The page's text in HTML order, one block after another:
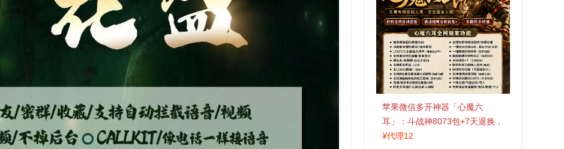
苹果微信多开神器「心魔六
耳」：斗战神8073包+7天退换，
认准拍拍卡激活码商城
¥代理12